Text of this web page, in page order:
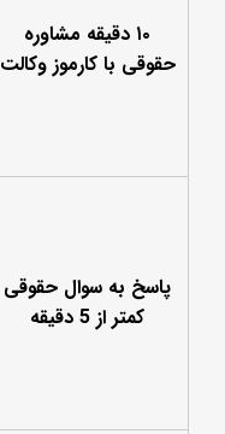
۱۰ دقیقه مشاوره
حقوقی با کارموز وکالت
پاسخ به سوال حقوقی
کمتر از 5 دقیقه